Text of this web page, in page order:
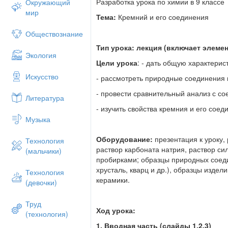
Окружающий
мир
Обществознание
Экология
Искусство
Литература
Музыка
Технология
(мальчики)
Технология
(девочки)
Труд
(технология)
Второй тип природных соединений
Не содержащий алюминия силикат –
огнестойкие ткани)
Оксид кремния (IV) необходим и
лезвие, чешуя рыб, панцири
животных содержат оксид кремния (IV).
скелеты)( слайд 9)
4. Строение и свойства атомов
(в сравнении с углеродом)
Д.И. Менделеева, возможные степени
формулы атома кремния.
Тема: Кремний и его соединения
Тип урока: лекция (включает
Цели урока: - дать общую
- рассмотреть природные соединения
- провести сравнительный анализ с
- изучить свойства кремния и его
Оборудование: презентация к
раствор карбоната натрия, раствор
пробирками; образцы природных
хрусталь, кварц и др.), образцы
керамики.
Ход урока:
1. Вводная часть (слайды 1,2,3)